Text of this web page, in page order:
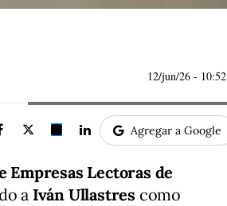
12/jun/26 - 10:52
Agregar a Google
Empresas Lectoras de
a Iván Ullastres como